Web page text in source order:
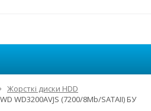
Жорсткі диски HDD
WD3200AVJS (7200/8Mb/SATAII) БУ